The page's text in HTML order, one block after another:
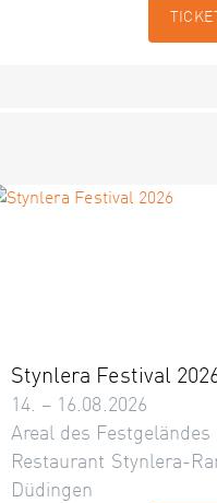
Stynlera Festival
14. – 16.08.2026
Areal des Festgeländes
Restaurant Stynlera-
Düdingen